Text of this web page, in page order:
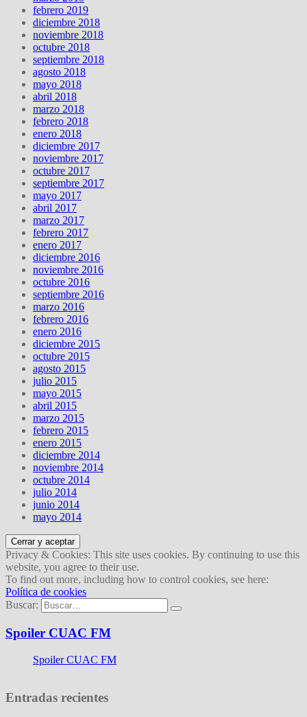
febrero 2019
diciembre 2018
noviembre 2018
octubre 2018
septiembre 2018
agosto 2018
mayo 2018
abril 2018
marzo 2018
febrero 2018
enero 2018
diciembre 2017
noviembre 2017
octubre 2017
septiembre 2017
mayo 2017
abril 2017
marzo 2017
febrero 2017
enero 2017
diciembre 2016
noviembre 2016
octubre 2016
septiembre 2016
marzo 2016
febrero 2016
enero 2016
diciembre 2015
octubre 2015
agosto 2015
julio 2015
mayo 2015
abril 2015
marzo 2015
febrero 2015
enero 2015
diciembre 2014
noviembre 2014
octubre 2014
julio 2014
junio 2014
mayo 2014
Privacy & Cookies: This site uses cookies. By continuing to use this
website, you agree to their use.
To find out more, including how to control cookies, see here:
Política de cookies
Buscar:
Spoiler CUAC FM
Spoiler CUAC FM
Entradas recientes